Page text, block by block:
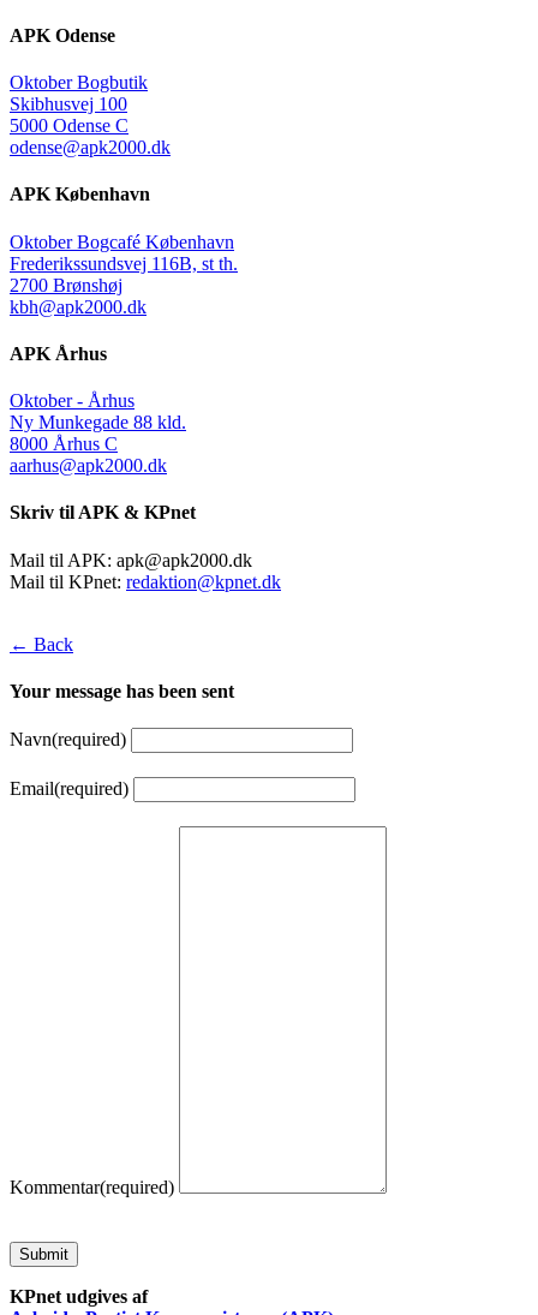
APK Odense
Oktober Bogbutik
Skibhusvej 100
5000 Odense C
odense@apk2000.dk
APK København
Oktober Bogcafé København
Frederikssundsvej 116B, st th.
2700 Brønshøj
kbh@apk2000.dk
APK Århus
Oktober - Århus
Ny Munkegade 88 kld.
8000 Århus C
aarhus@apk2000.dk
Skriv til APK & KPnet
Mail til APK: apk@apk2000.dk
Mail til KPnet: redaktion@kpnet.dk
← Back
Your message has been sent
Navn(required)
Email(required)
Kommentar(required)
Submit
KPnet udgives af